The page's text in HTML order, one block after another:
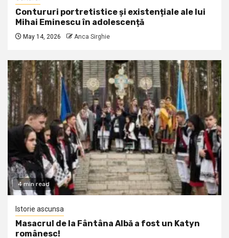
Contururi portretistice și existențiale ale lui
Mihai Eminescu în adolescență
May 14, 2026 Anca Sirghie
4 min read
Istorie ascunsa
Masacrul de la Fântâna Albă a fost un Katyn
românesc!